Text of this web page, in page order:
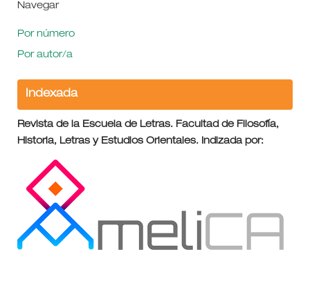
Navegar
Por número
Por autor/a
Indexada
Revista de la Escuela de Letras. Facultad de Filosofía,
Historia, Letras y Estudios Orientales. Indizada por: